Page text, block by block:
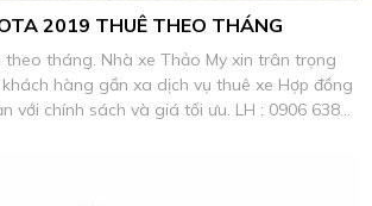
2019 THUÊ THEO THÁNG
theo tháng. Nhà xe Thảo My xin trân trọng
hàng gần xa dịch vụ thuê xe Hợp đồng
với chính sách và giá tối ưu. LH : 0906 638